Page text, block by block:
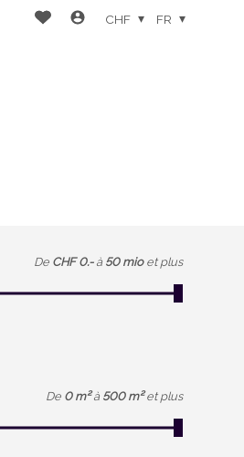
CHF FR
De CHF 0.- à 50 mio et plus
De 0 m² à 500 m² et plus